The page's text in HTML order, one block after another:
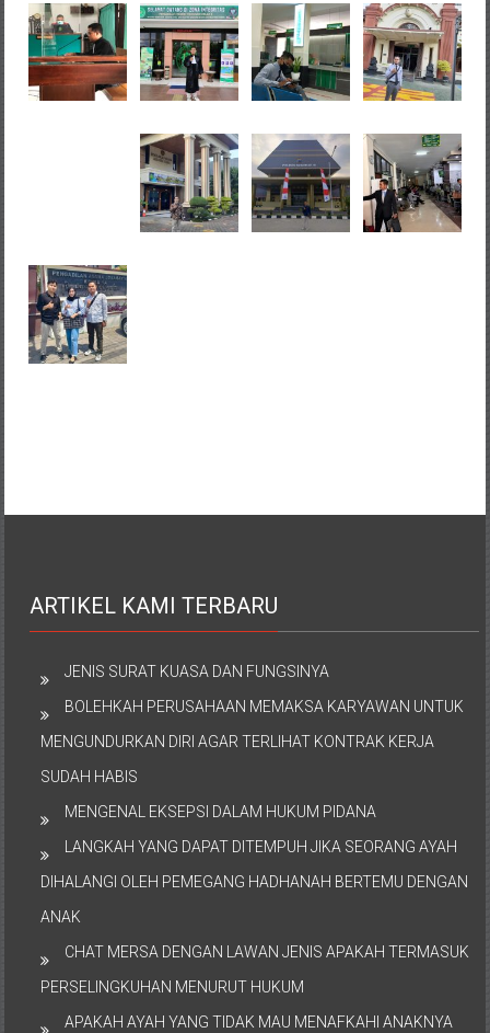
ARTIKEL KAMI TERBARU
JENIS SURAT KUASA DAN FUNGSINYA
BOLEHKAH PERUSAHAAN MEMAKSA KARYAWAN UNTUK
MENGUNDURKAN DIRI AGAR TERLIHAT KONTRAK KERJA
SUDAH HABIS
MENGENAL EKSEPSI DALAM HUKUM PIDANA
LANGKAH YANG DAPAT DITEMPUH JIKA SEORANG AYAH
DIHALANGI OLEH PEMEGANG HADHANAH BERTEMU DENGAN
ANAK
CHAT MERSA DENGAN LAWAN JENIS APAKAH TERMASUK
PERSELINGKUHAN MENURUT HUKUM
APAKAH AYAH YANG TIDAK MAU MENAFKAHI ANAKNYA